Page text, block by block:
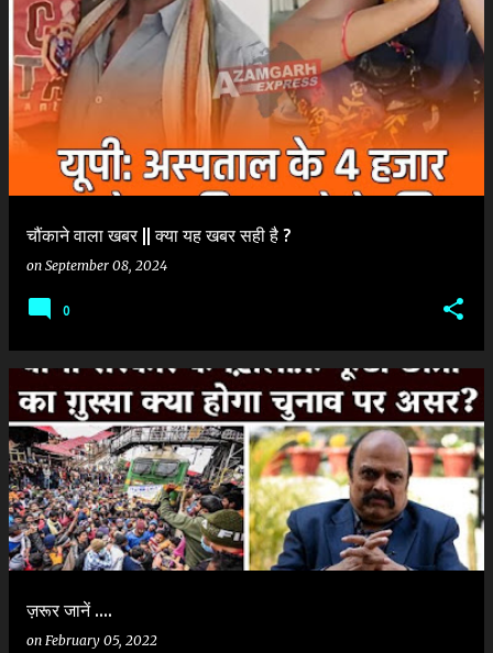
चौंकाने वाला खबर || क्या यह खबर सही है ?
on September 08, 2024
0
ज़रूर जानें ....
on February 05, 2022